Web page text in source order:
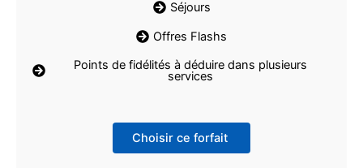
Séjours
Offres Flashs
Points de fidélités à déduire dans plusieurs
services
Choisir ce forfait